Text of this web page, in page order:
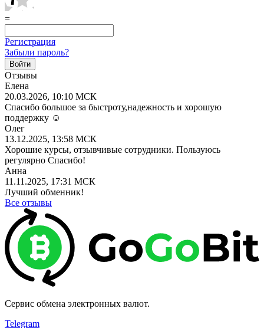
=
Регистрация
Забыли пароль?
Отзывы
Елена
20.03.2026, 10:10 МСК
Спасибо большое за быстроту,надежность и хорошую
поддержку ☺️
Олег
13.12.2025, 13:58 МСК
Хорошие курсы, отзывчивые сотрудники. Пользуюсь
регулярно Спасибо!
Анна
11.11.2025, 17:31 МСК
Лучший обменник!
Все отзывы
Сервис обмена электронных валют.
Telegram